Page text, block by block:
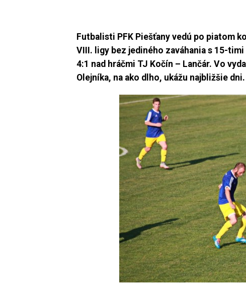
Futbalisti PFK Piešťany vedú po piatom
VIII. ligy bez jediného zaváhania s 15-
4:1 nad hráčmi TJ Kočín – Lančár. Vo
Olejníka, na ako dlho, ukážu najbližšie dni.